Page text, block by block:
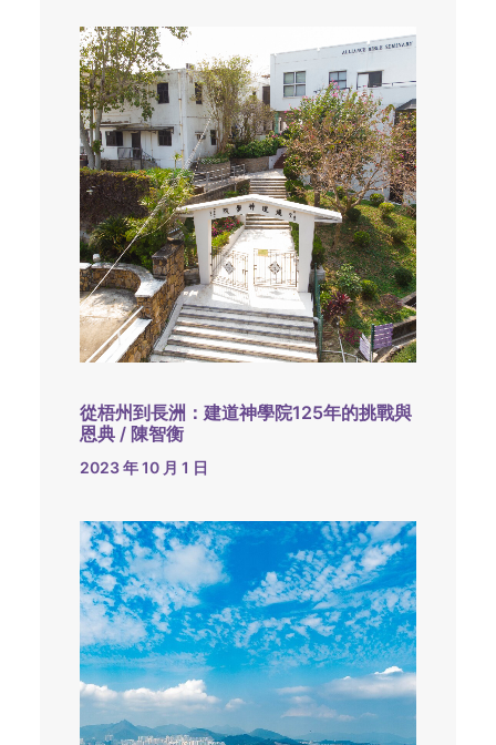
從梧州到長洲：建道神學院125年的挑戰與
恩典 / 陳智衡
2023 年 10 月 1 日